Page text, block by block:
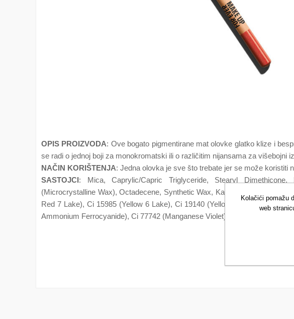
OPIS PROIZVODA: Ove bogato pigmentirane mat olovke glatko klize i
se radi o jednoj boji za monokromatski ili o različitim nijansama za
NAČIN KORIŠTENJA: Jedna olovka je sve što trebate jer se može koristiti
SASTOJCI: Mica, Caprylic/Capric Triglyceride, Stearyl Dimethicone,
(Microcrystalline Wax), Octadecene, Synthetic Wax, Kaolin, Talc,
Red 7 Lake), Ci 15985 (Yellow 6 Lake), Ci 19140 (Yellow 5 Lake), Ci
Ammonium Ferrocyanide), Ci 77742 (Manganese Violet), Ci 77891 (Titanium
Kolačići pomažu
web